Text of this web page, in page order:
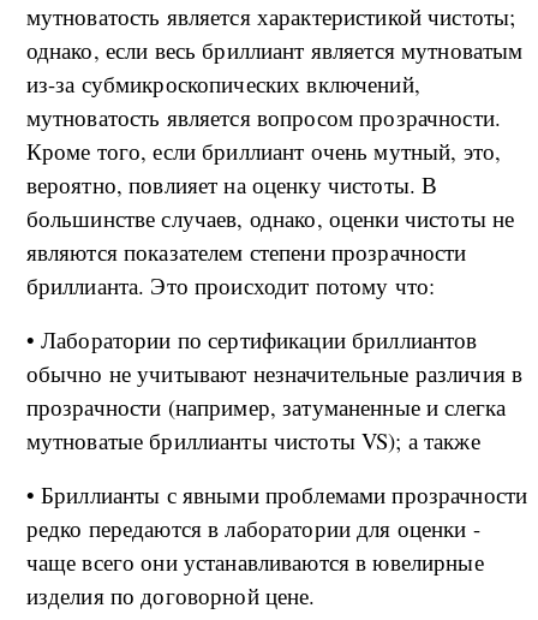
мутноватость является характеристикой чистоты;
однако, если весь бриллиант является мутноватым
из-за субмикроскопических включений,
мутноватость является вопросом прозрачности.
Кроме того, если бриллиант очень мутный, это,
вероятно, повлияет на оценку чистоты. В
большинстве случаев, однако, оценки чистоты не
являются показателем степени прозрачности
бриллианта. Это происходит потому что:
• Лаборатории по сертификации бриллиантов
обычно не учитывают незначительные различия в
прозрачности (например, затуманенные и слегка
мутноватые бриллианты чистоты VS); а также
• Бриллианты с явными проблемами прозрачности
редко передаются в лаборатории для оценки -
чаще всего они устанавливаются в ювелирные
изделия по договорной цене.